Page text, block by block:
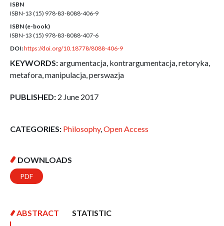
ISBN
ISBN-13 (15) 978-83-8088-406-9
ISBN (e-book)
ISBN-13 (15) 978-83-8088-407-6
DOI:https://doi.org/10.18778/8088-406-9
KEYWORDS:argumentacja, kontrargumentacja, retoryka,
metafora, manipulacja, perswazja
PUBLISHED: 2 June 2017
CATEGORIES: Philosophy,Open Access
DOWNLOADS
PDF
ABSTRACT
STATISTIC